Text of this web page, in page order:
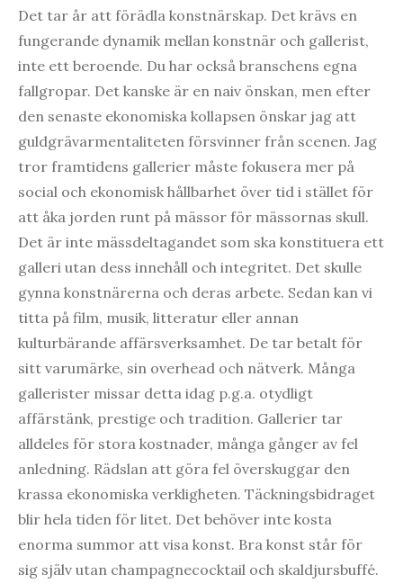
Det tar år att förädla konstnärskap. Det krävs en
fungerande dynamik mellan konstnär och gallerist,
inte ett beroende. Du har också branschens egna
fallgropar. Det kanske är en naiv önskan, men efter
den senaste ekonomiska kollapsen önskar jag att
guldgrävarmentaliteten försvinner från scenen. Jag
tror framtidens gallerier måste fokusera mer på
social och ekonomisk hållbarhet över tid i stället för
att åka jorden runt på mässor för mässornas skull.
Det är inte mässdeltagandet som ska konstituera ett
galleri utan dess innehåll och integritet. Det skulle
gynna konstnärerna och deras arbete. Sedan kan vi
titta på film, musik, litteratur eller annan
kulturbärande affärsverksamhet. De tar betalt för
sitt varumärke, sin overhead och nätverk. Många
gallerister missar detta idag p.g.a. otydligt
affärstänk, prestige och tradition. Gallerier tar
alldeles för stora kostnader, många gånger av fel
anledning. Rädslan att göra fel överskuggar den
krassa ekonomiska verkligheten. Täckningsbidraget
blir hela tiden för litet. Det behöver inte kosta
enorma summor att visa konst. Bra konst står för
sig själv utan champagnecocktail och skaldjursbuffé.